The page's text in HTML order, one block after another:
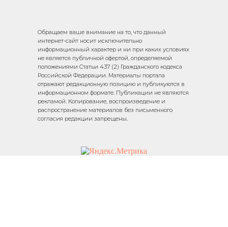
Обращаем ваше внимание на то, что данный
интернет-сайт носит исключительно
информационный характер и ни при каких условиях
не является публичной офертой, определяемой
положениями Статьи 437 (2) Гражданского кодекса
Российской Федерации. Материалы портала
отражают редакционную позицию и публикуются в
информационном формате. Публикации не являются
рекламой. Копирование, воспроизведение и
распространение материалов без письменного
согласия редакции запрещены.